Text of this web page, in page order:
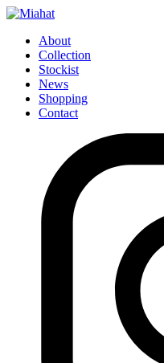
About
Collection
Stockist
News
Shopping
Contact